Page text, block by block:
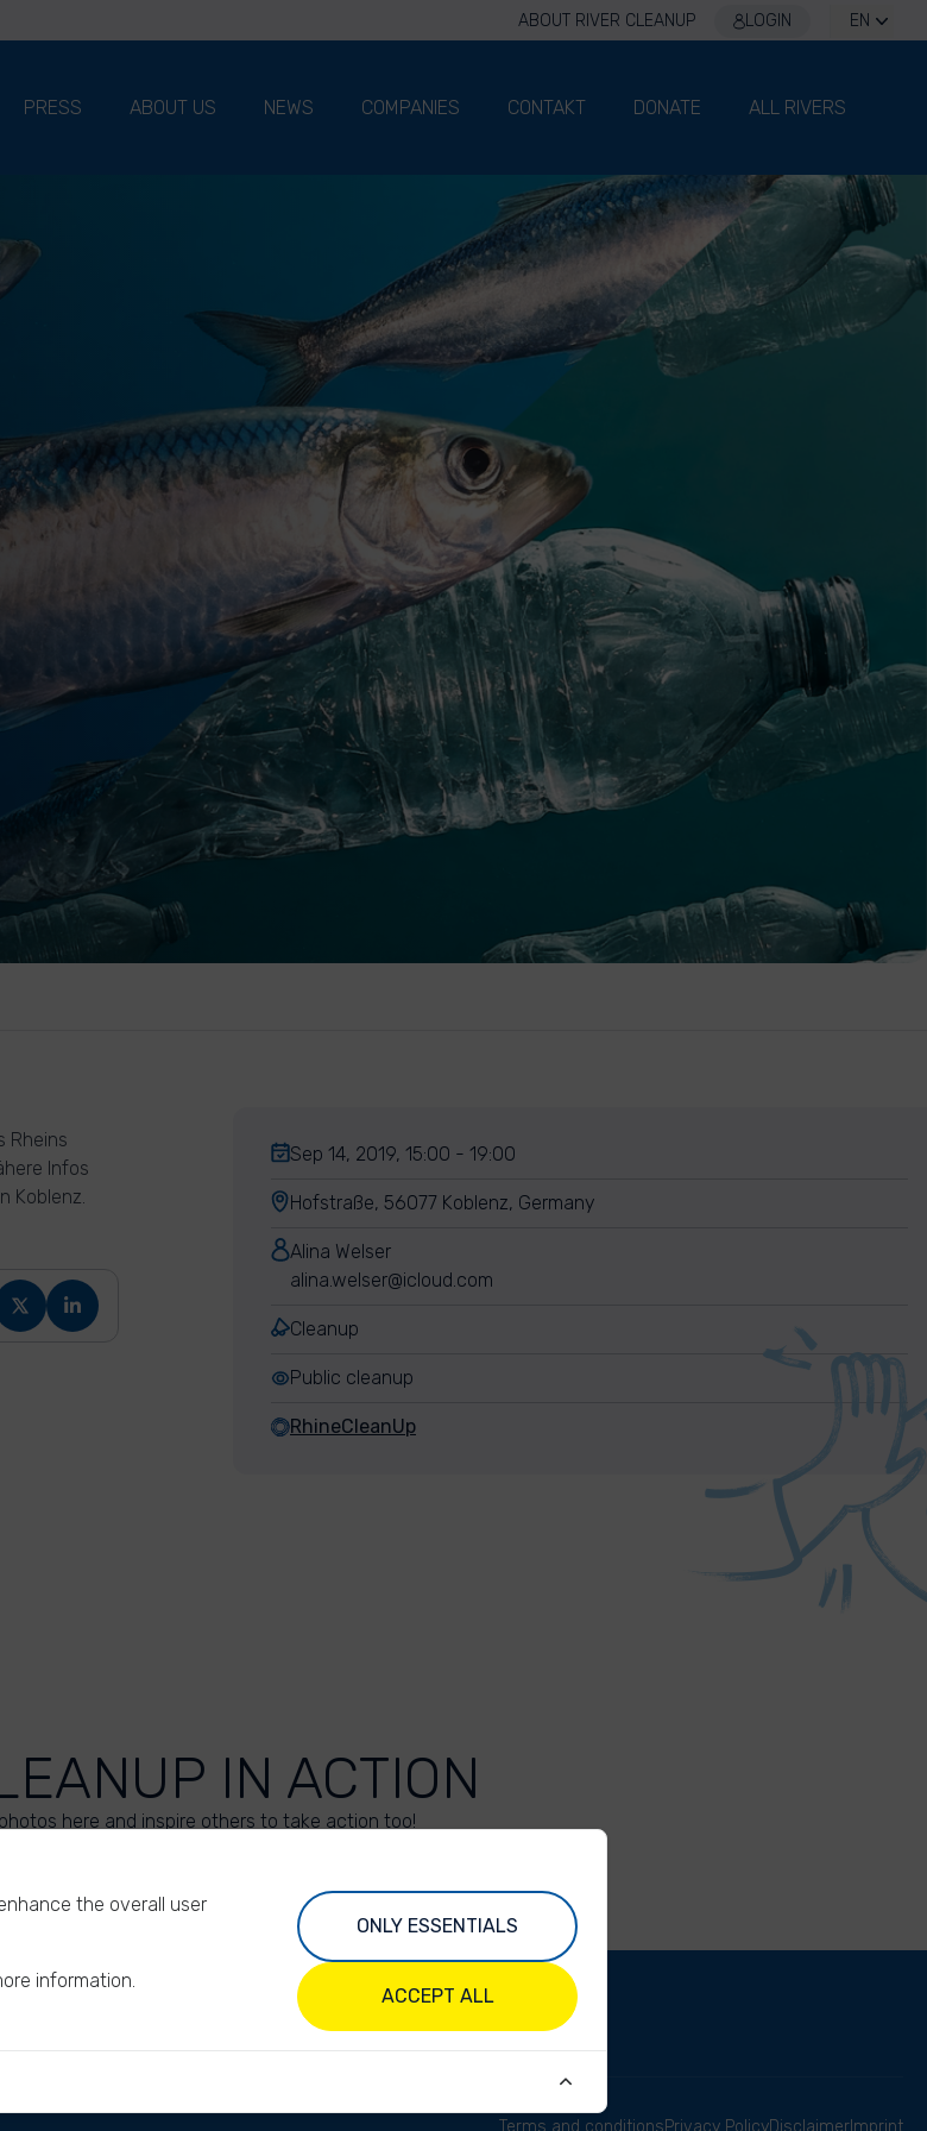
ABOUT RIVER CLEANUP LOGIN EN
PRESS ABOUT US NEWS COMPANIES CONTAKT DONATE ALL RIVERS
Rheins
Infos
Koblenz.
Sep 14, 2019, 15:00 - 19:00
Hofstraße, 56077 Koblenz, Germany
Alina Welser
alina.welser@icloud.com
Cleanup
Public cleanup
RhineCleanUp
IN ACTION
here and inspire others to take action too!
Terms and conditionsPrivacy PolicyDisclaimer Imprint
the overall user
information.
ONLY ESSENTIALS
ACCEPT ALL